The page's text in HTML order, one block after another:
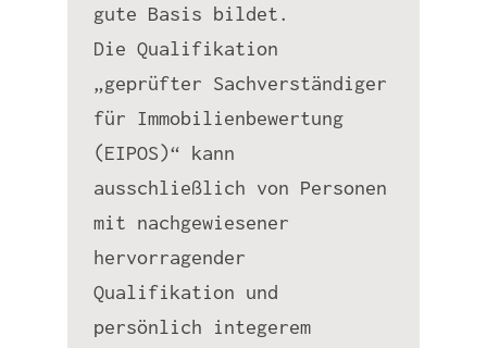
gute Basis bildet.
Die Qualifikation
„geprüfter Sachverständiger
für Immobilienbewertung
(EIPOS)“ kann
ausschließlich von Personen
mit nachgewiesener
hervorragender
Qualifikation und
persönlich integerem